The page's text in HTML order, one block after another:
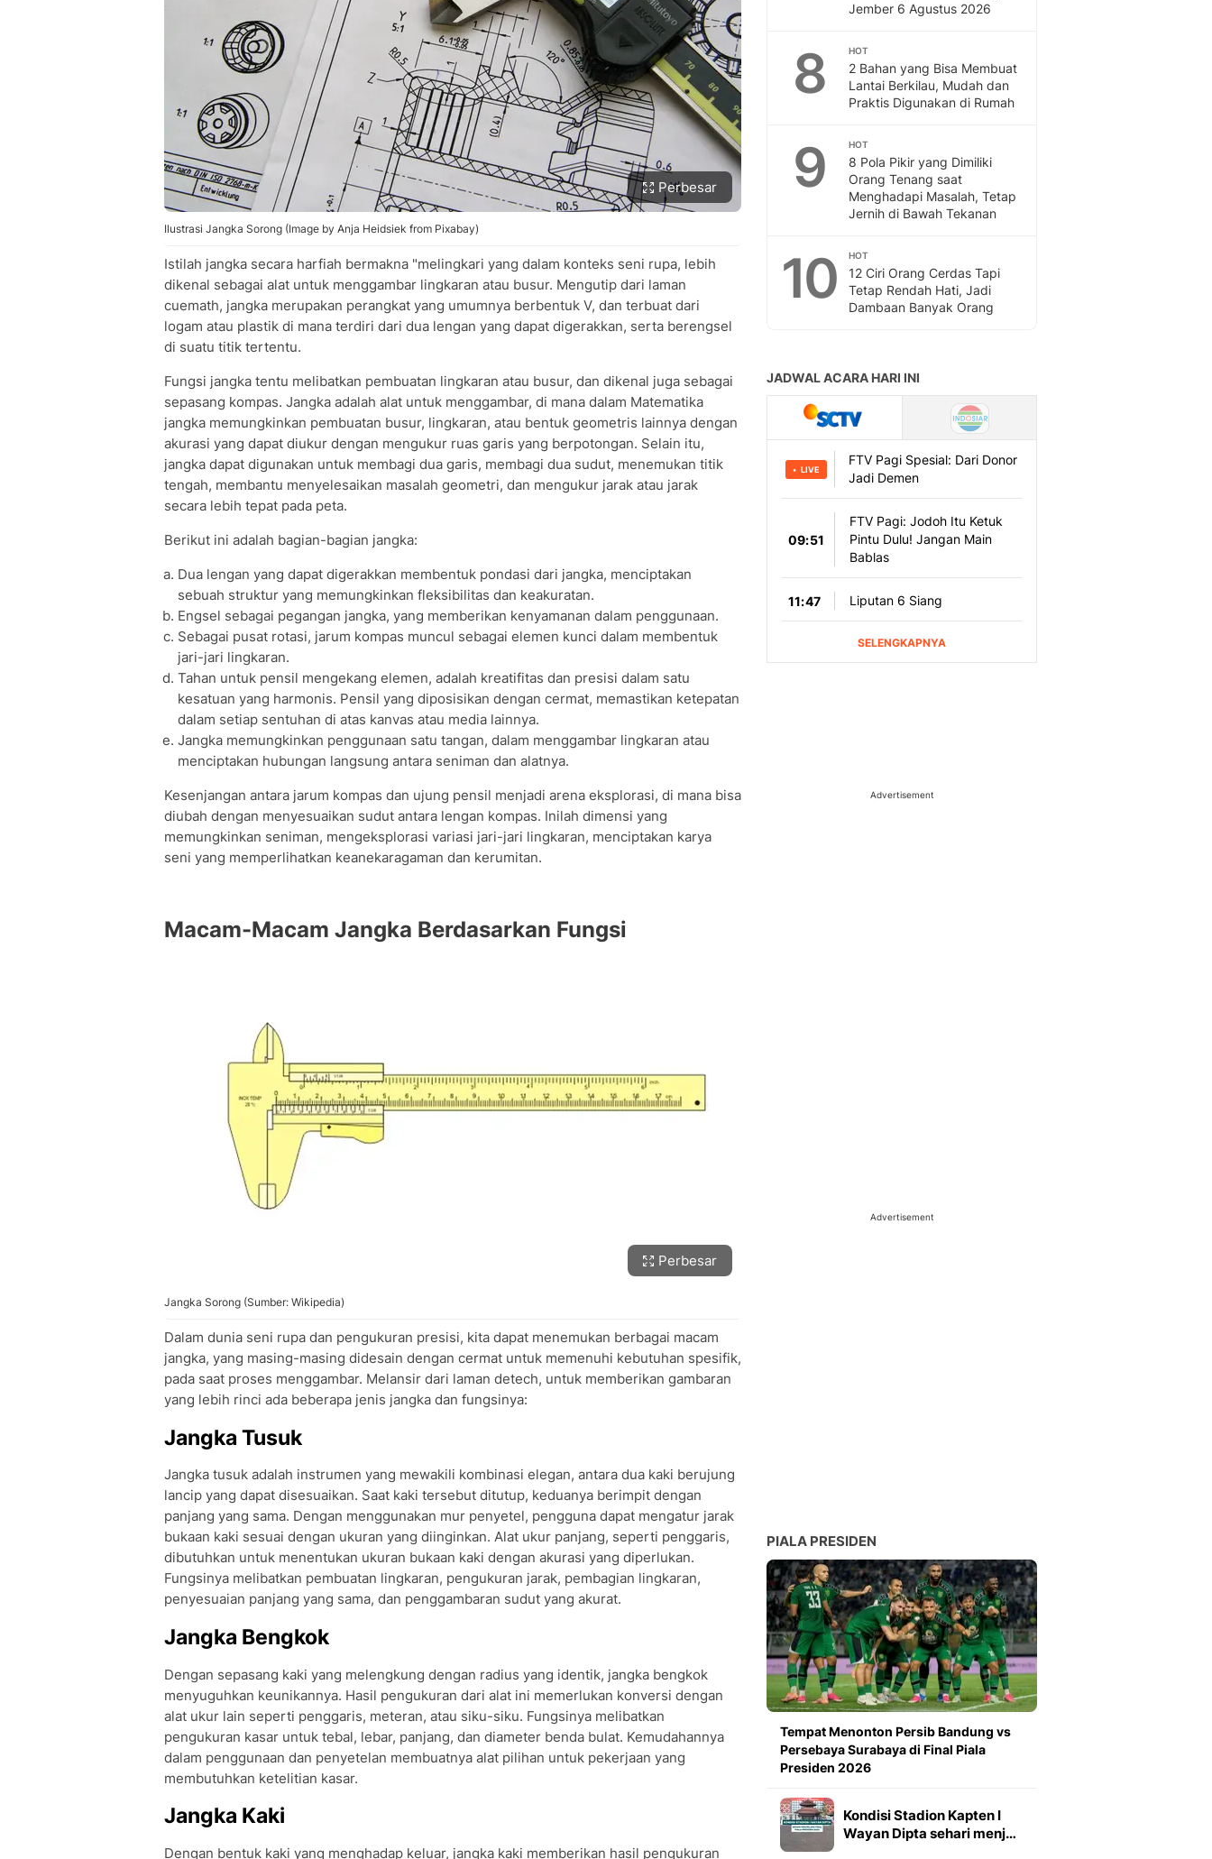
Perbesar
Ilustrasi Jangka Sorong (Image by Anja Heidsiek from Pixabay)
Istilah jangka secara harfiah bermakna "melingkari yang dalam konteks seni rupa, lebih
dikenal sebagai alat untuk menggambar lingkaran atau busur. Mengutip dari laman
cuemath, jangka merupakan perangkat yang umumnya berbentuk V, dan terbuat dari
logam atau plastik di mana terdiri dari dua lengan yang dapat digerakkan, serta berengsel
di suatu titik tertentu.
Fungsi jangka tentu melibatkan pembuatan lingkaran atau busur, dan dikenal juga sebagai
sepasang kompas. Jangka adalah alat untuk menggambar, di mana dalam Matematika
jangka memungkinkan pembuatan busur, lingkaran, atau bentuk geometris lainnya dengan
akurasi yang dapat diukur dengan mengukur ruas garis yang berpotongan. Selain itu,
jangka dapat digunakan untuk membagi dua garis, membagi dua sudut, menemukan titik
tengah, membantu menyelesaikan masalah geometri, dan mengukur jarak atau jarak
secara lebih tepat pada peta.
Berikut ini adalah bagian-bagian jangka:
Dua lengan yang dapat digerakkan membentuk pondasi dari jangka, menciptakan
sebuah struktur yang memungkinkan fleksibilitas dan keakuratan.
Engsel sebagai pegangan jangka, yang memberikan kenyamanan dalam penggunaan.
Sebagai pusat rotasi, jarum kompas muncul sebagai elemen kunci dalam membentuk
jari-jari lingkaran.
Tahan untuk pensil mengekang elemen, adalah kreatifitas dan presisi dalam satu
kesatuan yang harmonis. Pensil yang diposisikan dengan cermat, memastikan ketepatan
dalam setiap sentuhan di atas kanvas atau media lainnya.
Jangka memungkinkan penggunaan satu tangan, dalam menggambar lingkaran atau
menciptakan hubungan langsung antara seniman dan alatnya.
Kesenjangan antara jarum kompas dan ujung pensil menjadi arena eksplorasi, di mana bisa
diubah dengan menyesuaikan sudut antara lengan kompas. Inilah dimensi yang
memungkinkan seniman, mengeksplorasi variasi jari-jari lingkaran, menciptakan karya
seni yang memperlihatkan keanekaragaman dan kerumitan.
Macam-Macam Jangka Berdasarkan Fungsi
Perbesar
Jangka Sorong (Sumber: Wikipedia)
Dalam dunia seni rupa dan pengukuran presisi, kita dapat menemukan berbagai macam
jangka, yang masing-masing didesain dengan cermat untuk memenuhi kebutuhan spesifik,
pada saat proses menggambar. Melansir dari laman detech, untuk memberikan gambaran
yang lebih rinci ada beberapa jenis jangka dan fungsinya:
Jangka Tusuk
Jangka tusuk adalah instrumen yang mewakili kombinasi elegan, antara dua kaki berujung
lancip yang dapat disesuaikan. Saat kaki tersebut ditutup, keduanya berimpit dengan
panjang yang sama. Dengan menggunakan mur penyetel, pengguna dapat mengatur jarak
bukaan kaki sesuai dengan ukuran yang diinginkan. Alat ukur panjang, seperti penggaris,
dibutuhkan untuk menentukan ukuran bukaan kaki dengan akurasi yang diperlukan.
Fungsinya melibatkan pembuatan lingkaran, pengukuran jarak, pembagian lingkaran,
penyesuaian panjang yang sama, dan penggambaran sudut yang akurat.
Jangka Bengkok
Dengan sepasang kaki yang melengkung dengan radius yang identik, jangka bengkok
menyuguhkan keunikannya. Hasil pengukuran dari alat ini memerlukan konversi dengan
alat ukur lain seperti penggaris, meteran, atau siku-siku. Fungsinya melibatkan
pengukuran kasar untuk tebal, lebar, panjang, dan diameter benda bulat. Kemudahannya
dalam penggunaan dan penyetelan membuatnya alat pilihan untuk pekerjaan yang
membutuhkan ketelitian kasar.
Jangka Kaki
Dengan bentuk kaki yang menghadap keluar, jangka kaki memberikan hasil pengukuran
Jember 6 Agustus 2026
8 HOT
2 Bahan yang Bisa Membuat
Lantai Berkilau, Mudah dan
Praktis Digunakan di Rumah
9 HOT
8 Pola Pikir yang Dimiliki
Orang Tenang saat
Menghadapi Masalah, Tetap
Jernih di Bawah Tekanan
10 HOT
12 Ciri Orang Cerdas Tapi
Tetap Rendah Hati, Jadi
Dambaan Banyak Orang
Advertisement
Advertisement
PIALA PRESIDEN
Tempat Menonton Persib Bandung vs
Persebaya Surabaya di Final Piala
Presiden 2026
Kondisi Stadion Kapten I
Wayan Dipta sehari menj…